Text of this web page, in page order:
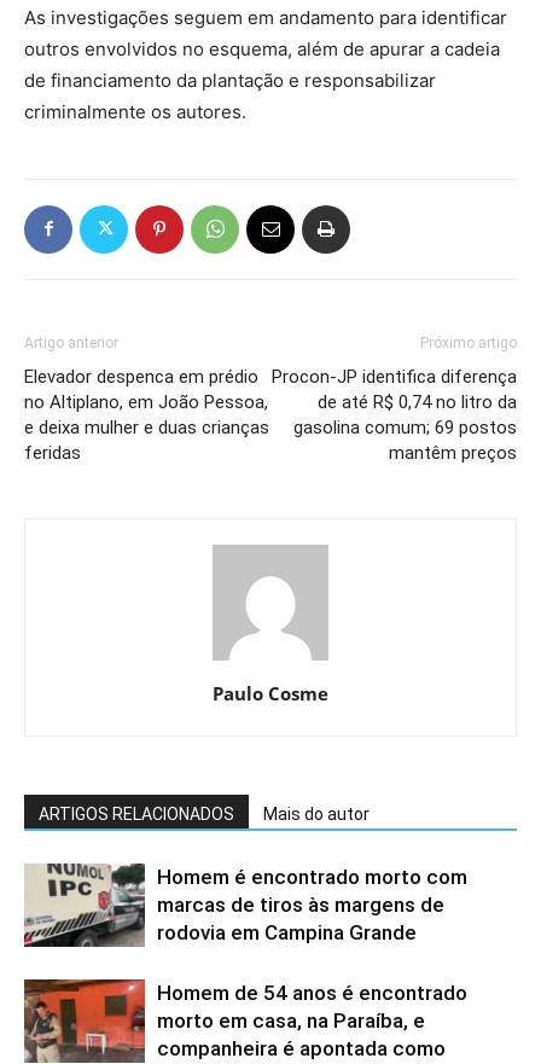
As investigações seguem em andamento para identificar
outros envolvidos no esquema, além de apurar a cadeia
de financiamento da plantação e responsabilizar
criminalmente os autores.
Artigo anterior
Elevador despenca em prédio
no Altiplano, em João Pessoa,
e deixa mulher e duas crianças
feridas
Próximo artigo
Procon-JP identifica diferença
de até R$ 0,74 no litro da
gasolina comum; 69 postos
mantêm preços
Paulo Cosme
ARTIGOS RELACIONADOS Mais do autor
Homem é encontrado morto com
marcas de tiros às margens de
rodovia em Campina Grande
Homem de 54 anos é encontrado
morto em casa, na Paraíba, e
companheira é apontada como